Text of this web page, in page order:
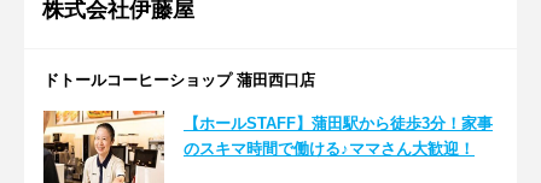
株式会社伊藤屋
ドトールコーヒーショップ 蒲田西口店
【ホールSTAFF】蒲田駅から徒歩3分！家事
のスキマ時間で働ける♪ママさん大歓迎！